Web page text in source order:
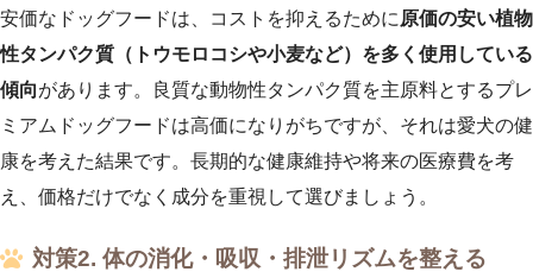
安価なドッグフードは、コストを抑えるために 原価の安い植物
性タンパク質（トウモロコシや小麦など）を多く使用している
傾向があります。良質な動物性タンパク質を主原料とするプレ
ミアムドッグフードは高価になりがちですが、それは愛犬の健
康を考えた結果です。長期的な健康維持や将来の医療費を考
え、価格だけでなく成分を重視して選びましょう。
対策2. 体の消化・吸収・排泄リズムを整える